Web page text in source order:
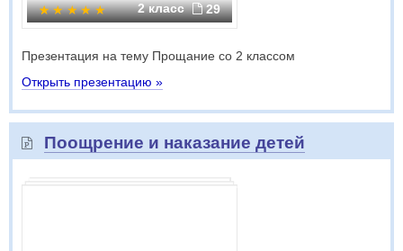
2 класс 29
Презентация на тему Прощание со 2 классом
Открыть презентацию »
Поощрение и наказание детей